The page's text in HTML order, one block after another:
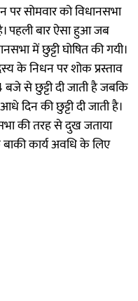
सोमवार को विधानसभा
पहली बार ऐसा हुआ जब
में छुट्टी घोषित की गयी।
के निधन पर शोक प्रस्ताव
बजे से छुट्टी दी जाती है जबकि
दिन की छुट्टी दी जाती है।
की तरह से दुख जताया
कार्य अवधि के लिए